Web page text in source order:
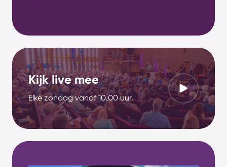
Kijk live mee
Elke zondag vanaf 10.00 uur.